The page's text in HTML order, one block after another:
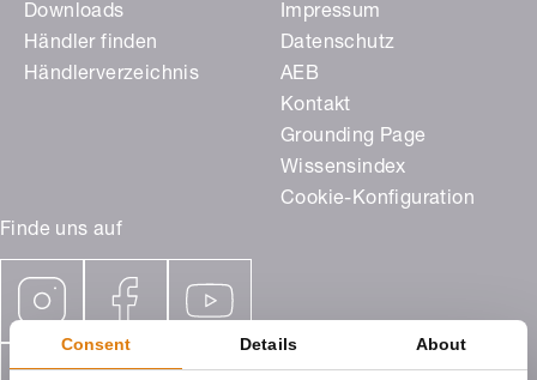
Consent Details About
Finde uns auf
Downloads
Händler finden
Händlerverzeichnis
Impressum
Datenschutz
AEB
Kontakt
Grounding Page
Wissensindex
Cookie-Konfiguration